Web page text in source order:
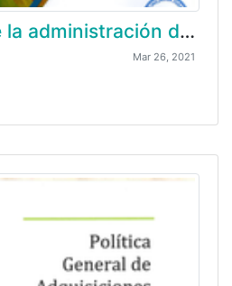
Reglamento de la administración del fondo de caja chica
Mar 26, 2021